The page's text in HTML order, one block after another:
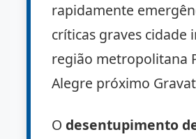
rapidamente
críticas graves cidade
região metropolitana
Alegre próximo
O desentupimento